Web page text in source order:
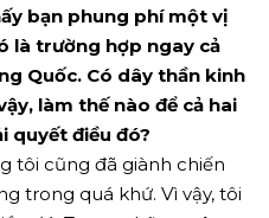
bạn phung phí một vị
là trường hợp ngay cả
Quốc. Có dây thần kinh
làm thế nào để cả hai
quyết điều đó?
tôi cũng đã giành chiến
trong quá khứ. Vì vậy, tôi